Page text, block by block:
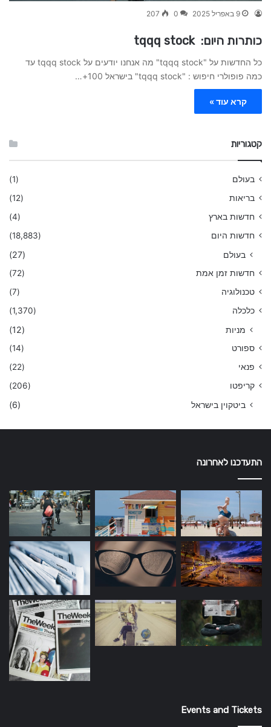
9 באפריל 2025 0
207
כותרות היום: tqqq stock
כל החדשות על "tqqq stock" מה אנחנו יודעים על tqqq stock עד
כמה פופולרי חיפוש : "tqqq stock" בישראל 100+…
קרא עוד »
קטגוריות
בעולם
(1)
בריאות
(12)
חדשות בארץ
(4)
חדשות היום
(18,883)
בעולם (27)
חדשות זמן אמת
(72)
טכנולוגיה
(7)
כלכלה
(1,370)
מניות (12)
ספורט
(14)
פנאי
(22)
קריפטו
(206)
ביטקוין בישראל (6)
התעדכנו לאחרונה
Events and Tickets